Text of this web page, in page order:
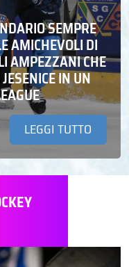
SEMPRE
AMICHEVOLI DI
AMPEZZANI CHE
IN UN
LEGGI TUTTO